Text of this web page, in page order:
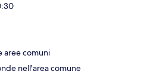
aree comuni
nell'area comune